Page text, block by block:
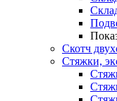
Скотч
Стяжки,